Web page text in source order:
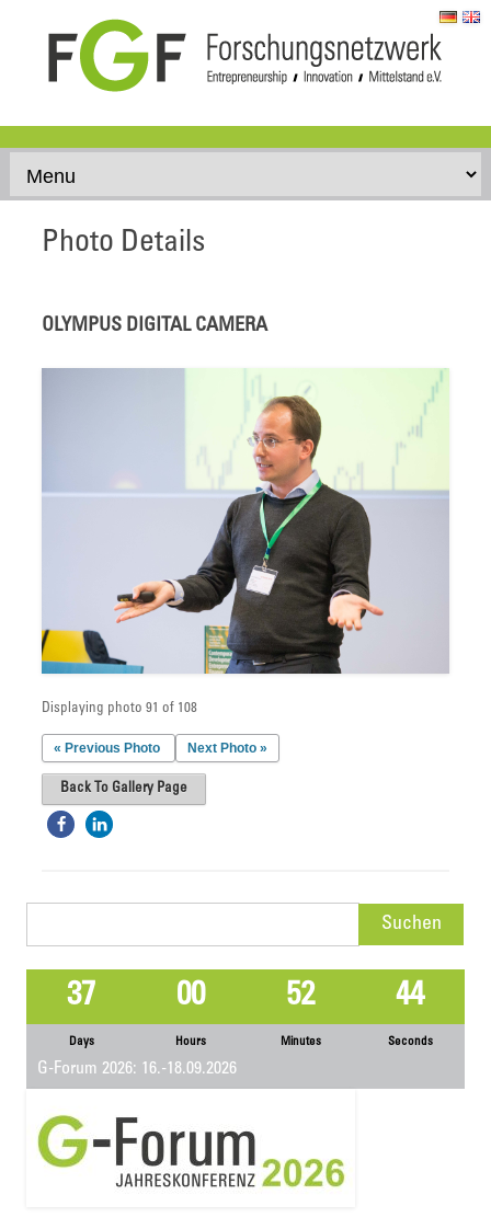
Skip to content
Photo Details
OLYMPUS DIGITAL CAMERA
Displaying photo 91 of 108
« Previous Photo Next Photo »
Back To Gallery Page
37
Days
00
Hours
52
Minutes
44
Seconds
G-Forum 2026: 16.-18.09.2026